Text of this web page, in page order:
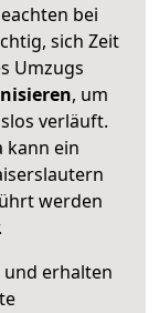
bei
sich Zeit
Umzugs
, um
verläuft.
kann ein
werden
und erhalten